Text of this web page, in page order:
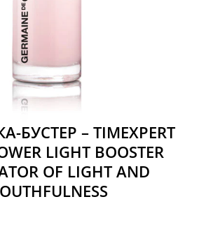
БУСТЕР – TIMEXPERT
LIGHT BOOSTER
OF LIGHT AND